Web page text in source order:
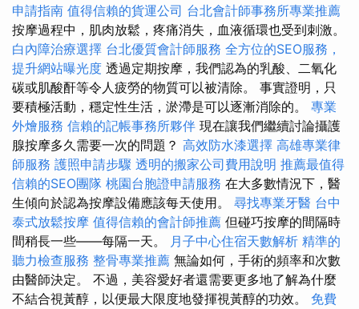
申請指南 值得信賴的貨運公司 台北會計師事務所專業推薦
按摩過程中，肌肉放鬆，疼痛消失，血液循環也受到刺激。
白內障治療選擇 台北優質會計師服務 全方位的SEO服務，
提升網站曝光度 透過定期按摩，我們認為的乳酸、二氧化
碳或肌酸酐等令人疲勞的物質可以被清除。 事實證明，只
要積極活動，穩定性生活，淤滯是可以逐漸消除的。 專業
外燴服務 信賴的記帳事務所夥伴 現在讓我們繼續討論攝護
腺按摩多久需要一次的問題？ 高效防水漆選擇 高雄專業律
師服務 護照申請步驟 透明的搬家公司費用說明 推薦最值得
信賴的SEO團隊 桃園台胞證申請服務 在大多數情況下，醫
生傾向於認為按摩設備應該每天使用。 尋找專業牙醫 台中
泰式放鬆按摩 值得信賴的會計師推薦 但碰巧按摩的間隔時
間稍長一些——每隔一天。 月子中心住宿天數解析 精準的
聽力檢查服務 整骨專業推薦 無論如何，手術的頻率和次數
由醫師決定。 不過，美容愛好者還需要更多地了解為什麼
不結合視黃醇，以便最大限度地發揮視黃醇的功效。 免費